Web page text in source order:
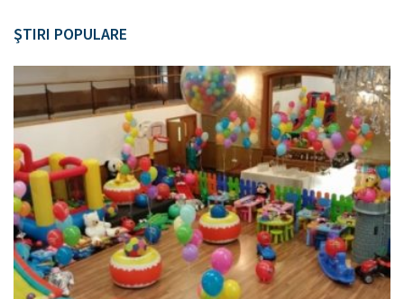
ŞTIRI POPULARE